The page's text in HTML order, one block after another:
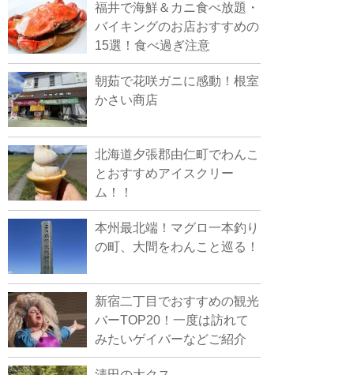
福井で海鮮＆カニ食べ放題・
バイキングのお店おすすめの
15選！食べ過ぎ注意
朝茹で花咲ガニに感動！根室
かさい商店
北海道夕張郡由仁町でわんこ
とおすすめアイスクリー
ム！！
本州最北端！マグロ一本釣り
の町、大間をわんこと巡る！
新宿二丁目でおすすめの観光
バーTOP20！一度は訪れて
みたいゲイバーなどご紹介